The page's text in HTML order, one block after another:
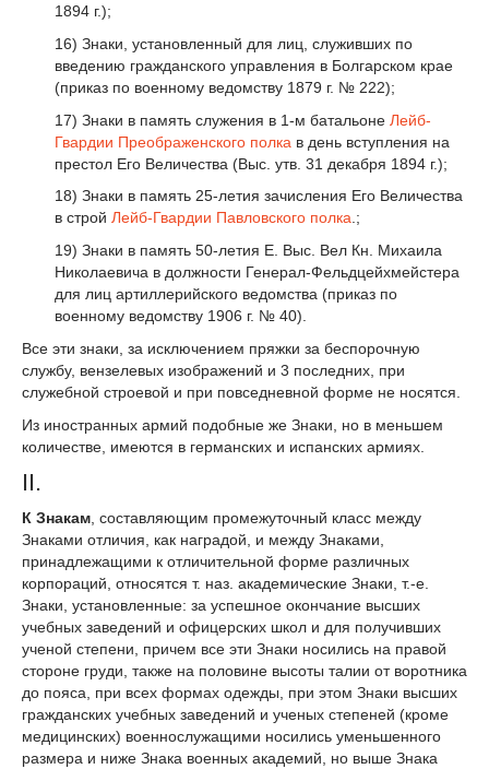
1894 г.);
16) Знаки, установленный для лиц, служивших по
введению гражданского управления в Болгарском крае
(приказ по военному ведомству 1879 г. № 222);
17) Знаки в память служения в 1-м батальоне Лейб-
Гвардии Преображенского полка в день вступления на
престол Его Величества (Выс. утв. 31 декабря 1894 г.);
18) Знаки в память 25-летия зачисления Его Величества
в строй Лейб-Гвардии Павловского полка.;
19) Знаки в память 50-летия Е. Выс. Вел Кн. Михаила
Николаевича в должности Генерал-Фельдцейхмейстера
для лиц артиллерийского ведомства (приказ по
военному ведомству 1906 г. № 40).
Все эти знаки, за исключением пряжки за беспорочную
службу, вензелевых изображений и 3 последних, при
служебной строевой и при повседневной форме не носятся.
Из иностранных армий подобные же Знаки, но в меньшем
количестве, имеются в германских и испанских армиях.
II.
К Знакам, составляющим промежуточный класс между
Знаками отличия, как наградой, и между Знаками,
принадлежащими к отличительной форме различных
корпораций, относятся т. наз. академические Знаки, т.-е.
Знаки, установленные: за успешное окончание высших
учебных заведений и офицерских школ и для получивших
ученой степени, причем все эти Знаки носились на правой
стороне груди, также на половине высоты талии от воротника
до пояса, при всех формах одежды, при этом Знаки высших
гражданских учебных заведений и ученых степеней (кроме
медицинских) военнослужащими носились уменьшенного
размера и ниже Знака военных академий, но выше Знака